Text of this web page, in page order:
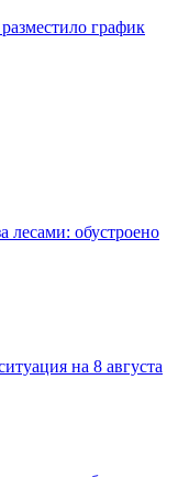
график
лесами: обустроено
на 8 августа